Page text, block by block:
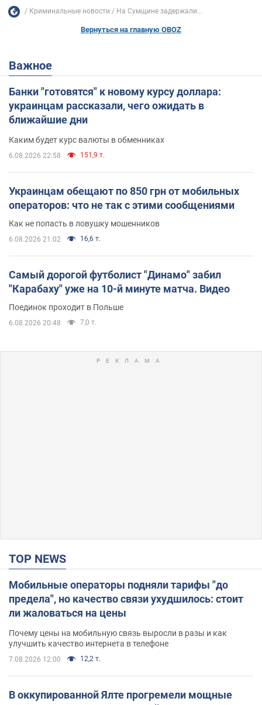
Криминальные новости На Сумщине задержали...
Вернуться на главную OBOZ
Важное
Банки "готовятся" к новому курсу доллара:
украинцам рассказали, чего ожидать в
ближайшие дни
Каким будет курс валюты в обменниках
6.08.2026 22:58 151,9 т.
Украинцам обещают по 850 грн от мобильных
операторов: что не так с этими сообщениями
Как не попасть в ловушку мошенников
6.08.2026 21:02 16,6 т.
Самый дорогой футболист "Динамо" забил
"Карабаху" уже на 10-й минуте матча. Видео
Поединок проходит в Польше
6.08.2026 20:48 7,0 т.
TOP NEWS
Мобильные операторы подняли тарифы "до
предела", но качество связи ухудшилось: стоит
ли жаловаться на цены
Почему цены на мобильную связь выросли в разы и как
улучшить качество интернета в телефоне
7.08.2026 12:00 12,2 т.
В оккупированной Ялте прогремели мощные